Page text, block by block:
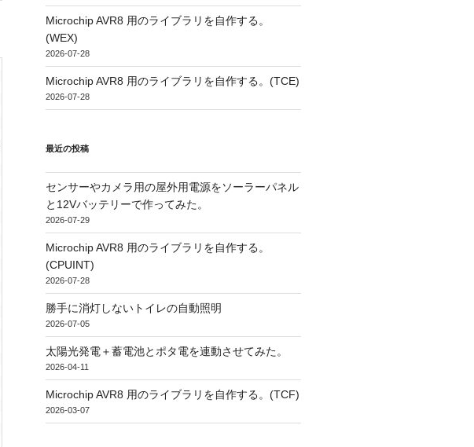
Microchip AVR8 用のライブラリを自作する。
(WEX)
2026-07-28
Microchip AVR8 用のライブラリを自作する。(TCE)
2026-07-28
最近の投稿
センサーやカメラ用の屋外用電源をソーラーパネル
と12Vバッテリーで作ってみた。
2026-07-29
Microchip AVR8 用のライブラリを自作する。
(CPUINT)
2026-07-28
勝手に消灯しないトイレの自動照明
2026-07-05
太陽光発電＋蓄電池とポタ電を連動させてみた。
2026-04-11
Microchip AVR8 用のライブラリを自作する。(TCF)
2026-03-07